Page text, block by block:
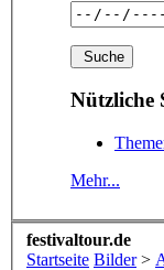
Nützliche
Mehr...
festivaltour.de
Startseite Bilder >